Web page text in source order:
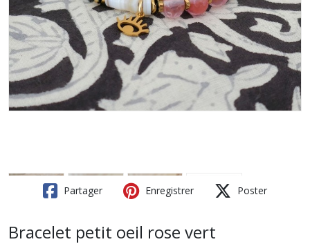
Partager Enregistrer Poster
Bracelet petit oeil rose vert